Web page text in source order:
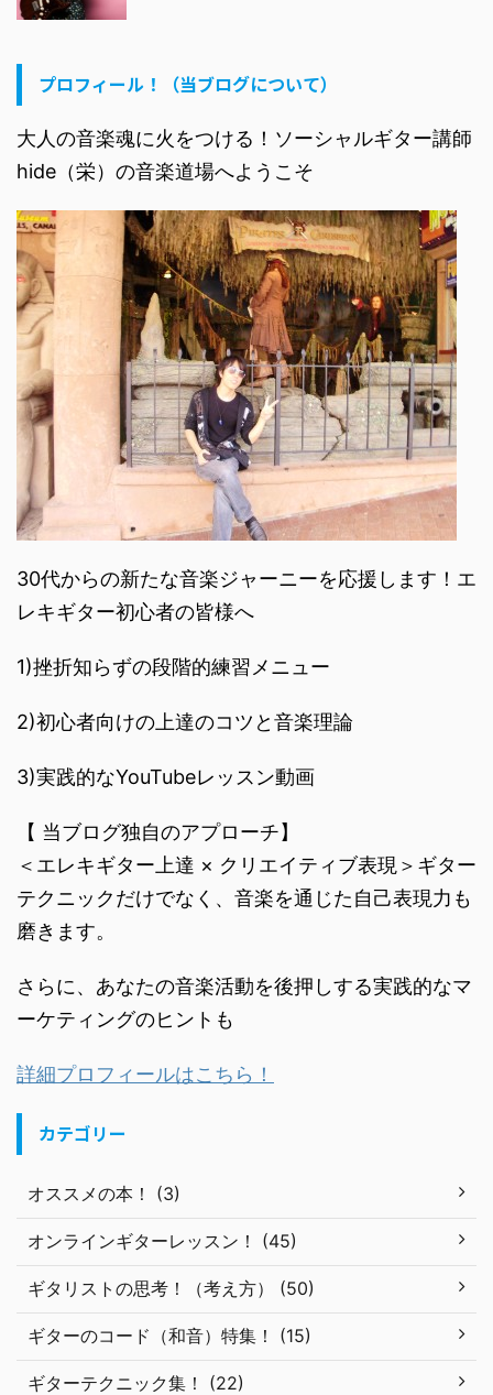
プロフィール！（当ブログについて）
大人の音楽魂に火をつける！ソーシャルギター講師
hide（栄）の音楽道場へようこそ
30代からの新たな音楽ジャーニーを応援します！エ
レキギター初心者の皆様へ
1)挫折知らずの段階的練習メニュー
2)初心者向けの上達のコツと音楽理論
3)実践的なYouTubeレッスン動画
【 当ブログ独自のアプローチ】
＜エレキギター上達 × クリエイティブ表現＞ギター
テクニックだけでなく、音楽を通じた自己表現力も
磨きます。
さらに、あなたの音楽活動を後押しする実践的なマ
ーケティングのヒントも
詳細プロフィールはこちら！
カテゴリー
オススメの本！ (3)
オンラインギターレッスン！ (45)
ギタリストの思考！（考え方） (50)
ギターのコード（和音）特集！ (15)
ギターテクニック集！ (22)